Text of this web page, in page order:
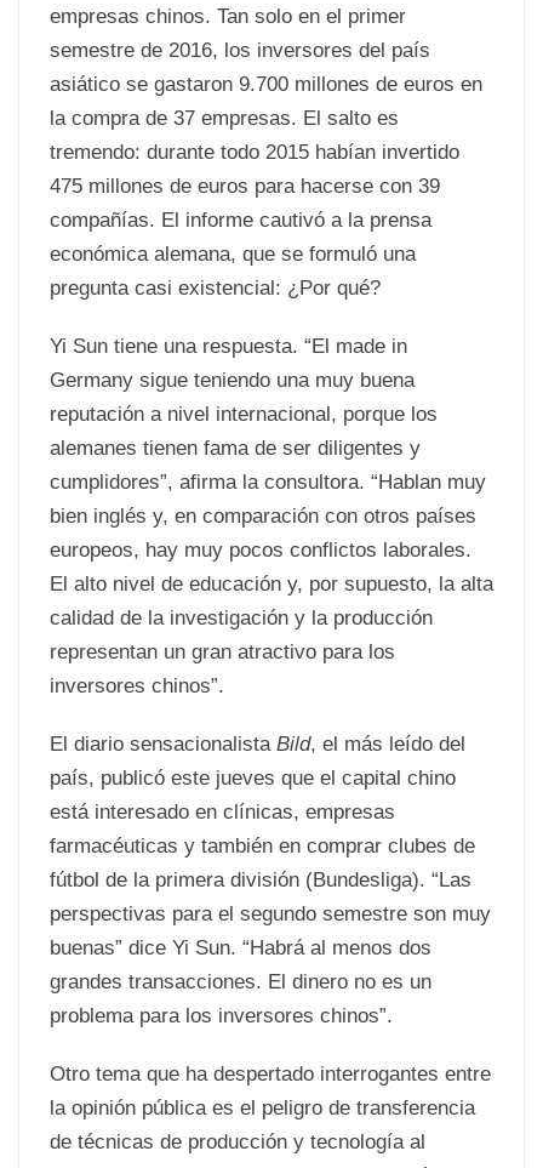
empresas chinos. Tan solo en el primer
semestre de 2016, los inversores del país
asiático se gastaron 9.700 millones de euros en
la compra de 37 empresas. El salto es
tremendo: durante todo 2015 habían invertido
475 millones de euros para hacerse con 39
compañías. El informe cautivó a la prensa
económica alemana, que se formuló una
pregunta casi existencial: ¿Por qué?
Yi Sun tiene una respuesta. “El made in
Germany sigue teniendo una muy buena
reputación a nivel internacional, porque los
alemanes tienen fama de ser diligentes y
cumplidores”, afirma la consultora. “Hablan muy
bien inglés y, en comparación con otros países
europeos, hay muy pocos conflictos laborales.
El alto nivel de educación y, por supuesto, la alta
calidad de la investigación y la producción
representan un gran atractivo para los
inversores chinos”.
El diario sensacionalista Bild, el más leído del
país, publicó este jueves que el capital chino
está interesado en clínicas, empresas
farmacéuticas y también en comprar clubes de
fútbol de la primera división (Bundesliga). “Las
perspectivas para el segundo semestre son muy
buenas” dice Yi Sun. “Habrá al menos dos
grandes transacciones. El dinero no es un
problema para los inversores chinos”.
Otro tema que ha despertado interrogantes entre
la opinión pública es el peligro de transferencia
de técnicas de producción y tecnología al